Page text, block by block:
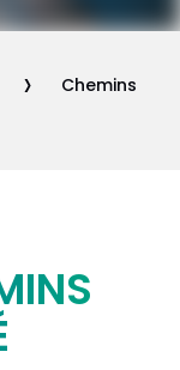
›
Chemins